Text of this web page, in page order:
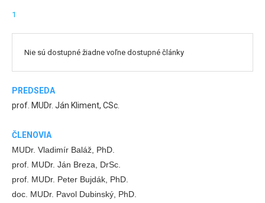
1
Nie sú dostupné žiadne voľne dostupné články
PREDSEDA
prof. MUDr. Ján Kliment, CSc.
ČLENOVIA
MUDr. Vladimír Baláž, PhD.
prof. MUDr. Ján Breza, DrSc.
prof. MUDr. Peter Bujdák, PhD.
doc. MUDr. Pavol Dubinský, PhD.